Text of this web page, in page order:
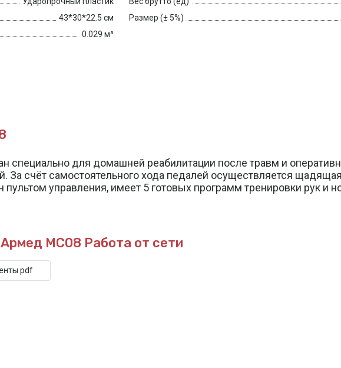
43*30*22.5 см
0.029 м³
Размер (± 5%)
специально для домашней реабилитации после травм и
счёт самостоятельного хода педалей осуществляется щадящая
управления, имеет 5 готовых программ тренировки рук и
MC08 Работа от сети
pdf